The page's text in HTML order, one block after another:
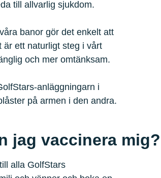
till allvarlig sjukdom.
banor gör det enkelt att
är ett naturligt steg i vårt
och mer omtänksam.
anläggningarn i
på armen i den andra.
jag vaccinera mig?
alla GolfStars